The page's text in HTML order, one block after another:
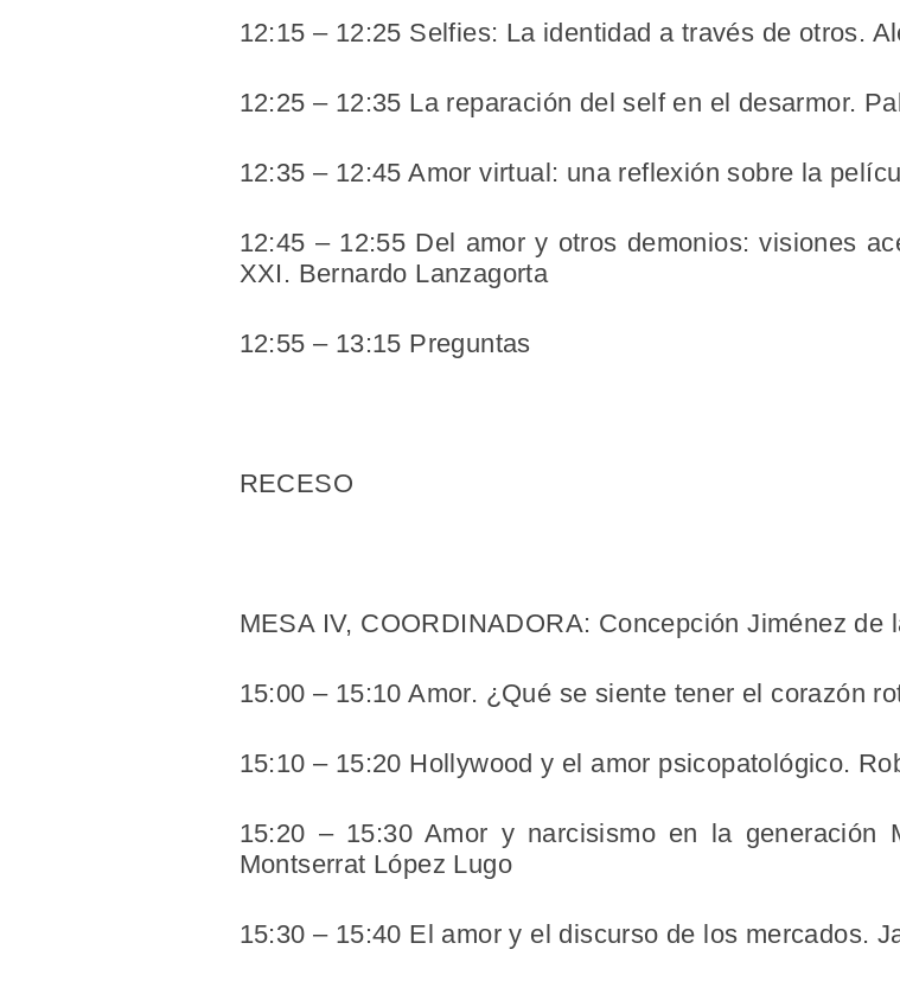
12:15 – 12:25 Selfies: La identidad a través de otros.
12:25 – 12:35 La reparación del self en el desarmor.
12:35 – 12:45 Amor virtual: una reflexión sobre la
12:45 – 12:55 Del amor y otros demonios: visiones
XXI. Bernardo Lanzagorta
12:55 – 13:15 Preguntas
RECESO
MESA IV, COORDINADORA: Concepción Jiménez de
15:00 – 15:10 Amor. ¿Qué se siente tener el corazón
15:10 – 15:20 Hollywood y el amor psicopatológico.
15:20 – 15:30 Amor y narcisismo en la generación
Montserrat López Lugo
15:30 – 15:40 El amor y el discurso de los mercados.